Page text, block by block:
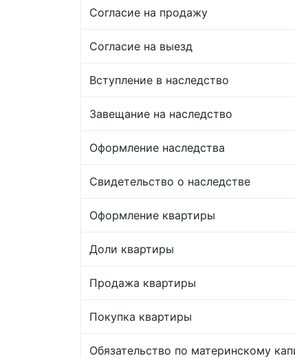
Согласие на продажу
Согласие на выезд
Вступление в наследство
Завещание на наследство
Оформление наследства
Свидетельство о наследстве
Оформление квартиры
Доли квартиры
Продажа квартиры
Покупка квартиры
Обязательство по материнскому